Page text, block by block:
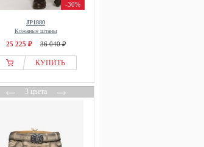
-30%
JP1880
Кожаные штаны
25 225 ₽ 36 040 ₽
КУПИТЬ
←3 цвета→